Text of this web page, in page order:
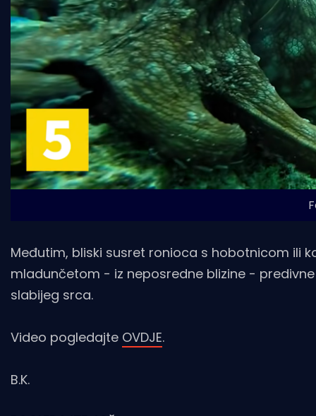
Međutim, bliski susret ronioca s hobotnicom ili
mladunčetom - iz neposredne blizine -
slabijeg srca.
Video pogledajte OVDJE.
B.K.